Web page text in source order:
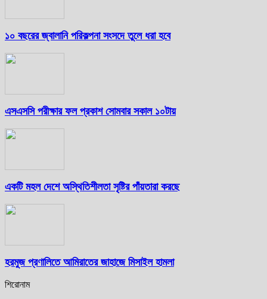
১০ বছরের জ্বালানি পরিকল্পনা সংসদে তুলে ধরা হবে
এসএসসি পরীক্ষার ফল প্রকাশ সোমবার সকাল ১০টায়
একটি মহল দেশে অস্থিতিশীলতা সৃষ্টির পাঁয়তারা করছে
হরমুজ প্রণালিতে আমিরাতের জাহাজে মিসাইল হামলা
শিরোনাম